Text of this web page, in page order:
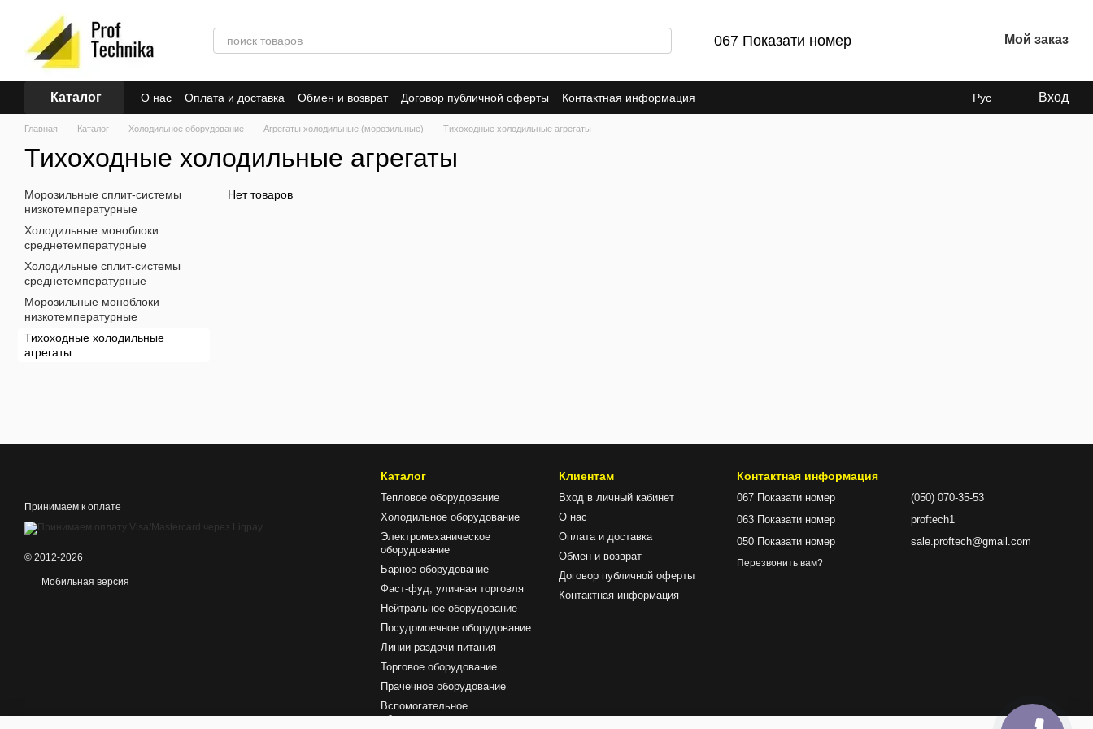
Перейти к основному контенту
067 Показати номер Мой заказ
Каталог О нас Оплата и доставка Обмен и возврат Договор публичной оферты Контактная информация Рус Вход
Главная Каталог Холодильное оборудование Агрегаты холодильные (морозильные) Тихоходные холодильные агрегаты
Тихоходные холодильные агрегаты
Нет товаров
Морозильные сплит-системы
низкотемпературные
Холодильные моноблоки
среднетемпературные
Холодильные сплит-системы
среднетемпературные
Морозильные моноблоки
низкотемпературные
Тихоходные холодильные
агрегаты
Принимаем к оплате
© 2012-2026
Мобильная версия
Каталог
Тепловое оборудование
Холодильное оборудование
Электромеханическое
оборудование
Барное оборудование
Фаст-фуд, уличная торговля
Нейтральное оборудование
Посудомоечное оборудование
Линии раздачи питания
Торговое оборудование
Прачечное оборудование
Вспомогательное
оборудование и аксесуары
Клиентам
Вход в личный кабинет
О нас
Оплата и доставка
Обмен и возврат
Договор публичной оферты
Контактная информация
Контактная информация
067 Показати номер
063 Показати номер
050 Показати номер
Перезвонить вам?
(050) 070-35-53
proftech1
sale.proftech@gmail.com